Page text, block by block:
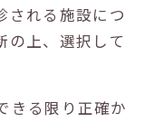
される施設につ
の上、選択して
きる限り正確か